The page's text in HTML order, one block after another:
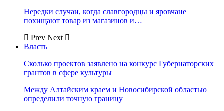
Нередки случаи, когда славгородцы и яровчане
похищают товар из магазинов и…
Prev Next
Власть
Сколько проектов заявлено на конкурс Губернаторских
грантов в сфере культуры
Между Алтайским краем и Новосибирской областью
определили точную границу